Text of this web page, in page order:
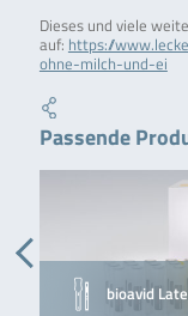
Dieses und viele
auf: https://
ohne-milch-und-ei
Passende
bioavid